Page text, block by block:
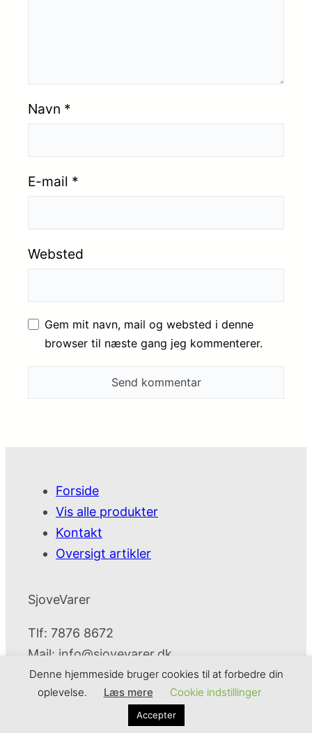
Navn *
E-mail *
Websted
Gem mit navn, mail og websted i denne
browser til næste gang jeg kommenterer.
Forside
Vis alle produkter
Kontakt
Oversigt artikler
SjoveVarer
Tlf: 7876 8672
Mail: info@sjovevarer.dk
Cookie- og privatlivspolitik
Denne hjemmeside bruger cookies til at forbedre din
oplevelse.
Læs mere Cookie indstillinger
Accepter